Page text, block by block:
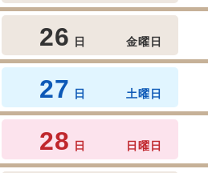
26 日 金曜日
27 日 土曜日
28 日 日曜日